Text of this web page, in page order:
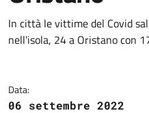
Dettagli della
In città le vittime del Covid
nell'isola, 24 a Oristano con
Data:
06 settembre 2022